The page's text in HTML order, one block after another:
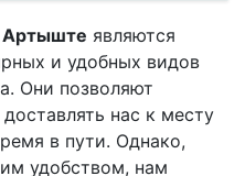
Артыште являются
и удобных видов
Они позволяют
нас к месту
в пути. Однако,
удобством, нам